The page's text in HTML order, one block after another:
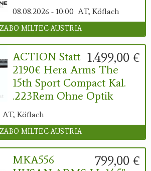
08.08.2026 - 10:00 AT, Köflach
MILTEC AUSTRIA
1.499,00 €
ACTION Statt
2190€ Hera Arms The
15th Sport Compact Kal.
.223Rem Ohne Optik
AT, Köflach
MILTEC AUSTRIA
799,00 €
MKA556